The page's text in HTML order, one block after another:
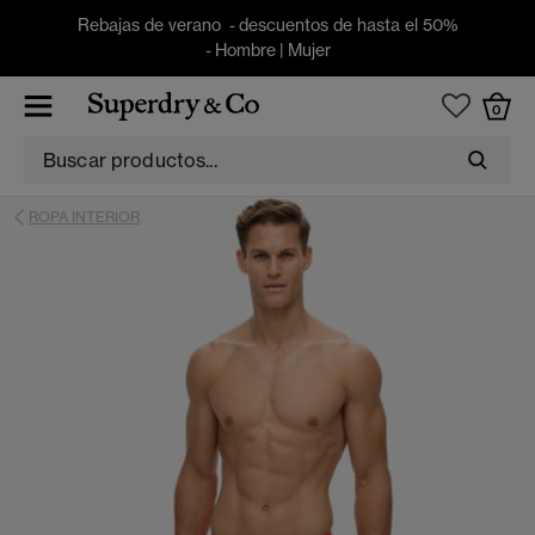
Rebajas de verano - descuentos de hasta el 50%
- Hombre| Mujer
0
ROPA INTERIOR